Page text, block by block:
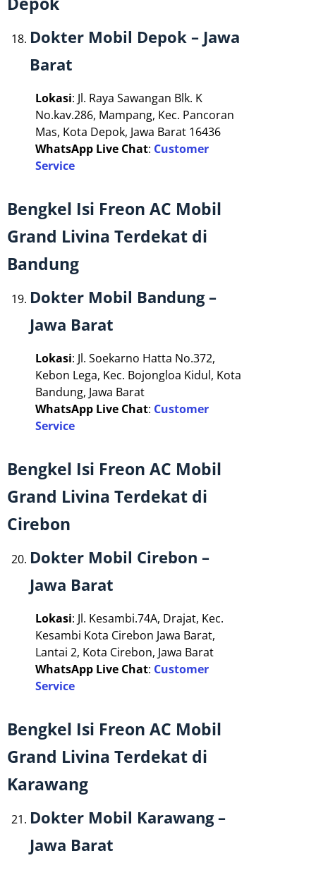
Dokter Mobil Depok – Jawa
Barat
Lokasi: Jl. Raya Sawangan Blk. K
No.kav.286, Mampang, Kec. Pancoran
Mas, Kota Depok, Jawa Barat 16436
WhatsApp Live Chat: Customer
Service
Bengkel Isi Freon AC Mobil
Grand Livina Terdekat di
Bandung
Dokter Mobil Bandung –
Jawa Barat
Lokasi: Jl. Soekarno Hatta No.372,
Kebon Lega, Kec. Bojongloa Kidul, Kota
Bandung, Jawa Barat
WhatsApp Live Chat: Customer
Service
Bengkel Isi Freon AC Mobil
Grand Livina Terdekat di
Cirebon
Dokter Mobil Cirebon –
Jawa Barat
Lokasi: Jl. Kesambi.74A, Drajat, Kec.
Kesambi Kota Cirebon Jawa Barat,
Lantai 2, Kota Cirebon, Jawa Barat
WhatsApp Live Chat: Customer
Service
Bengkel Isi Freon AC Mobil
Grand Livina Terdekat di
Karawang
Dokter Mobil Karawang –
Jawa Barat